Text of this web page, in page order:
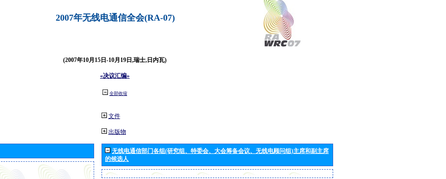
2007年无线电通信全会(RA-07)
(2007年10月15日-10月19日,瑞士,日内瓦)
«决议汇编»
全部收缩
文件
出版物
无线电通信部门各组(研究组、特委会、大会筹备会议、无线电顾问组)主席和副主席
的候选人